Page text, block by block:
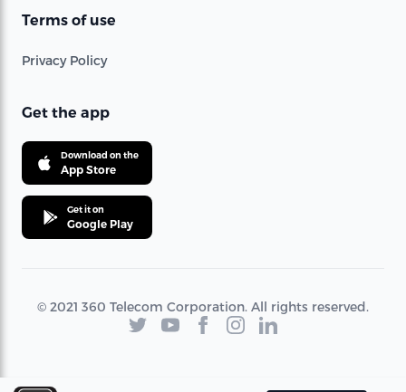
Terms of use
Privacy Policy
Get the app
Download on the
App Store
Get it on
Google Play
© 2021 360 Telecom Corporation. All rights reserved.